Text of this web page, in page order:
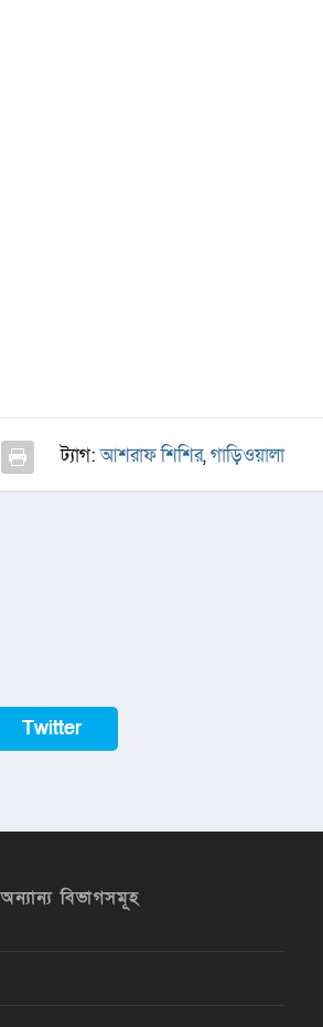
ট্যাগ:আশরাফ শিশির,গাড়িওয়ালা
Twitter
অন্যান্য বিভাগসমূহ